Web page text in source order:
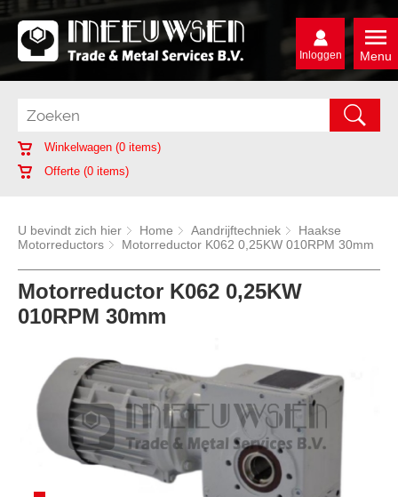
Menu
Inloggen
Winkelwagen (0 items)
Offerte (0 items)
U bevindt zich hier Home Aandrijftechniek
Haakse
Motorreductors
Motorreductor K062 0,25KW 010RPM 30mm
Motorreductor K062 0,25KW
010RPM 30mm